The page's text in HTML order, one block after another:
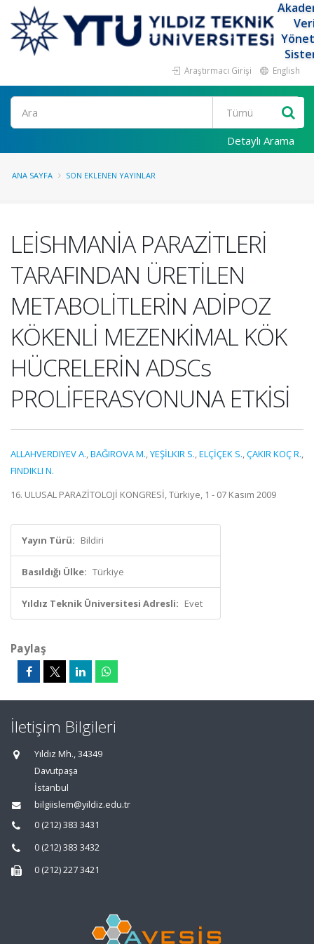
Araştırmacı Girişi English
Ara
Detaylı Arama
ANA SAYFA SON EKLENEN YAYINLAR
LEİSHMANİA PARAZİTLERİ
TARAFINDAN ÜRETİLEN
METABOLİTLERİN ADİPOZ
KÖKENLİ MEZENKİMAL KÖK
HÜCRELERİN ADSCs
PROLİFERASYONUNA ETKİSİ
ALLAHVERDIYEV A.,BAĞIROVA M.,YEŞİLKIR S.,ELÇİÇEK S.,ÇAKIR KOÇ R.,
FINDIKLI N.
16. ULUSAL PARAZİTOLOJİ KONGRESİ, Türkiye, 1 - 07 Kasım 2009
Yayın Türü: Bildiri
Basıldığı Ülke: Türkiye
Yıldız Teknik Üniversitesi Adresli: Evet
Paylaş
İletişim Bilgileri
Yıldız Mh., 34349
Davutpaşa
İstanbul
bilgiislem@yildiz.edu.tr
0 (212) 383 3431
0 (212) 383 3432
0 (212) 227 3421